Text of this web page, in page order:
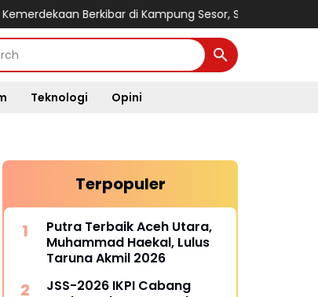
Berkibar di Kampung Sesor, Satgas TMMD Ke-129
Teknologi Opini
Terpopuler
Putra Terbaik Aceh Utara,
Muhammad Haekal, Lulus
Taruna Akmil 2026
JSS-2026 IKPI Cabang